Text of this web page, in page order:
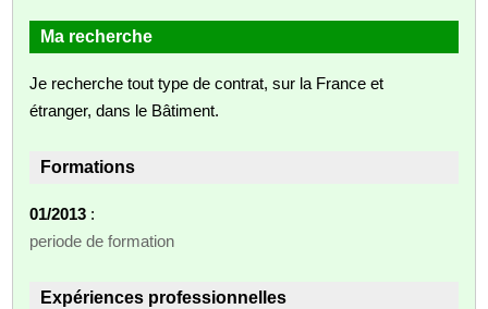
Ma recherche
Je recherche tout type de contrat, sur la France et
étranger, dans le Bâtiment.
Formations
01/2013 :
periode de formation
Expériences professionnelles